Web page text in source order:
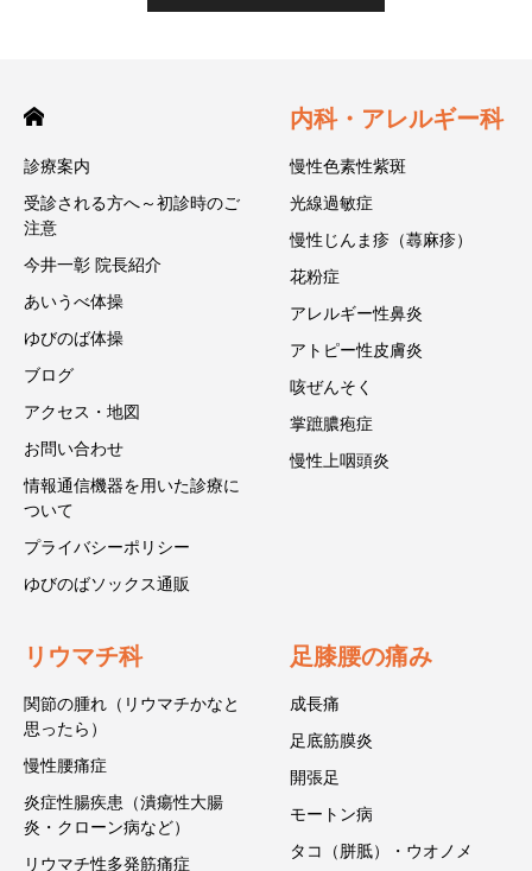
診療案内
受診される方へ～初診時のご
注意
今井一彰 院長紹介
あいうべ体操
ゆびのば体操
ブログ
アクセス・地図
お問い合わせ
情報通信機器を用いた診療に
ついて
プライバシーポリシー
ゆびのばソックス通販
内科・アレルギー科
慢性色素性紫斑
光線過敏症
慢性じんま疹（蕁麻疹）
花粉症
アレルギー性鼻炎
アトピー性皮膚炎
咳ぜんそく
掌蹠膿疱症
慢性上咽頭炎
リウマチ科
関節の腫れ（リウマチかなと
思ったら）
慢性腰痛症
炎症性腸疾患（潰瘍性大腸
炎・クローン病など）
リウマチ性多発筋痛症
足膝腰の痛み
成長痛
足底筋膜炎
開張足
モートン病
タコ（胼胝）・ウオノメ